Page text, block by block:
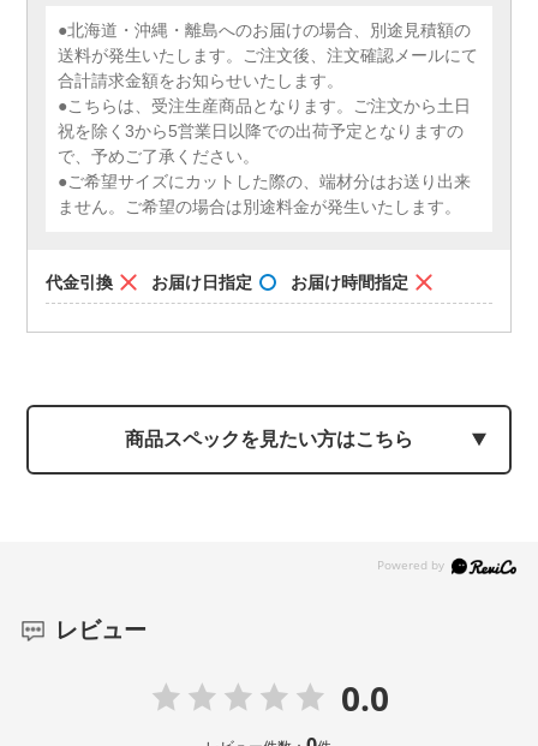
●北海道・沖縄・離島へのお届けの場合、別途見積額の
送料が発生いたします。ご注文後、注文確認メールにて
合計請求金額をお知らせいたします。
●こちらは、受注生産商品となります。ご注文から土日
祝を除く3から5営業日以降での出荷予定となりますの
で、予めご了承ください。
●ご希望サイズにカットした際の、端材分はお送り出来
ません。ご希望の場合は別途料金が発生いたします。
代金引換 お届け日指定 お届け時間指定
商品スペックを見たい方はこちら
レビュー
0.0